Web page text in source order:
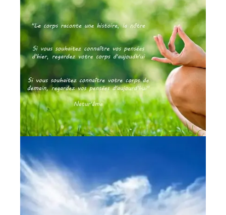
Être guidé(e) sur son